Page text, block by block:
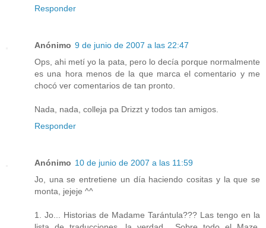
Responder
Anónimo 9 de junio de 2007 a las 22:47
Ops, ahi metí yo la pata, pero lo decía porque normalmente
es una hora menos de la que marca el comentario y me
chocó ver comentarios de tan pronto.
Nada, nada, colleja pa Drizzt y todos tan amigos.
Responder
Anónimo 10 de junio de 2007 a las 11:59
Jo, una se entretiene un día haciendo cositas y la que se
monta, jejeje ^^
1. Jo... Historias de Madame Tarántula??? Las tengo en la